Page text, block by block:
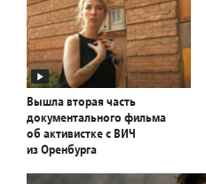
Вышла вторая часть
документального фильма
об активистке с ВИЧ
из Оренбурга